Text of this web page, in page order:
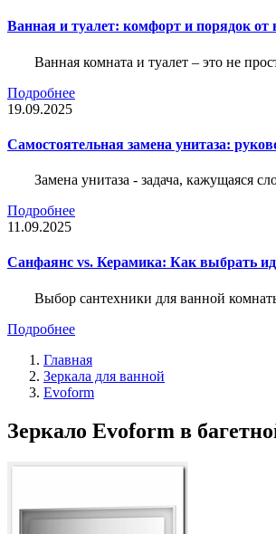
Ванная и туалет: комфорт и порядок
Ванная комната и туалет – это не
Подробнее
19.09.2025
Самостоятельная замена унитаза:
Замена унитаза - задача, кажущаяся
Подробнее
11.09.2025
Санфаянс vs. Керамика: Как выбрать
Выбор сантехники для ванной
Подробнее
Главная
Зеркала для ванной
Evoform
Зеркало Evoform в